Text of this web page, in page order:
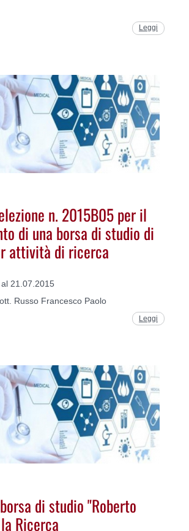
Leggi
n. 2015B05 per il
di una borsa di studio di
attività di ricerca
21.07.2015
Russo Francesco Paolo
Leggi
di studio "Roberto
Ricerca